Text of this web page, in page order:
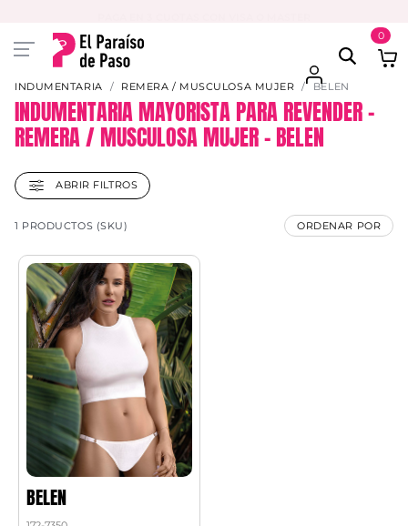
0
INDUMENTARIA REMERA / MUSCULOSA MUJER BELEN
INDUMENTARIA MAYORISTA PARA REVENDER –
REMERA / MUSCULOSA MUJER – BELEN
ABRIR FILTROS
1 PRODUCTOS (SKU) ORDENAR POR
BELEN